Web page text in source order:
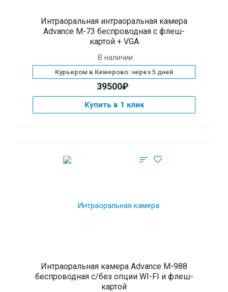
Интраоральная интраоральная камера
Advance M-73 беспроводная c флеш-
картой + VGA
В наличии
Курьером в Кемерово: через 5 дней
39500₽
Купить в 1 клик
Интраоральная камера Advance M-988
беспроводная с/без опции WI-FI и флеш-
картой